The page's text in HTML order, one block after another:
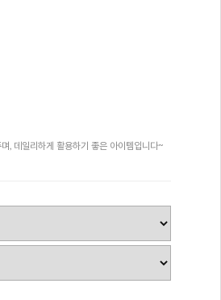
, 데일리하게 활용하기 좋은 아이템입니다~